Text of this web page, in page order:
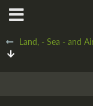
Land, - Sea - and